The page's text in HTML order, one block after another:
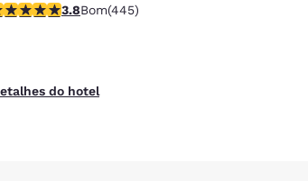
Centre de conditionnement physique
3.76 estrelas. Bom. 445 avaliações
3.8Bom(445)
do hotel